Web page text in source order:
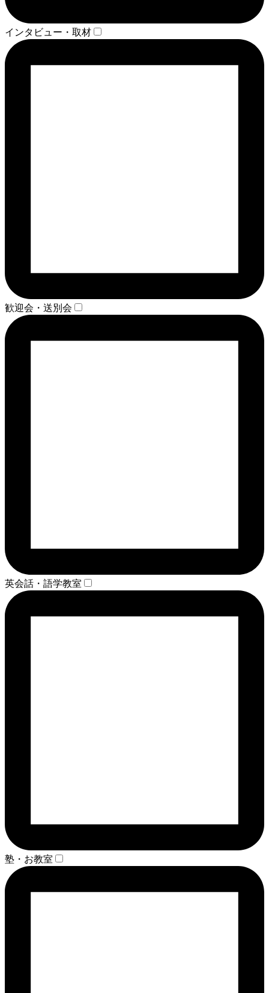
インタビュー・取材
歓迎会・送別会
英会話・語学教室
塾・お教室